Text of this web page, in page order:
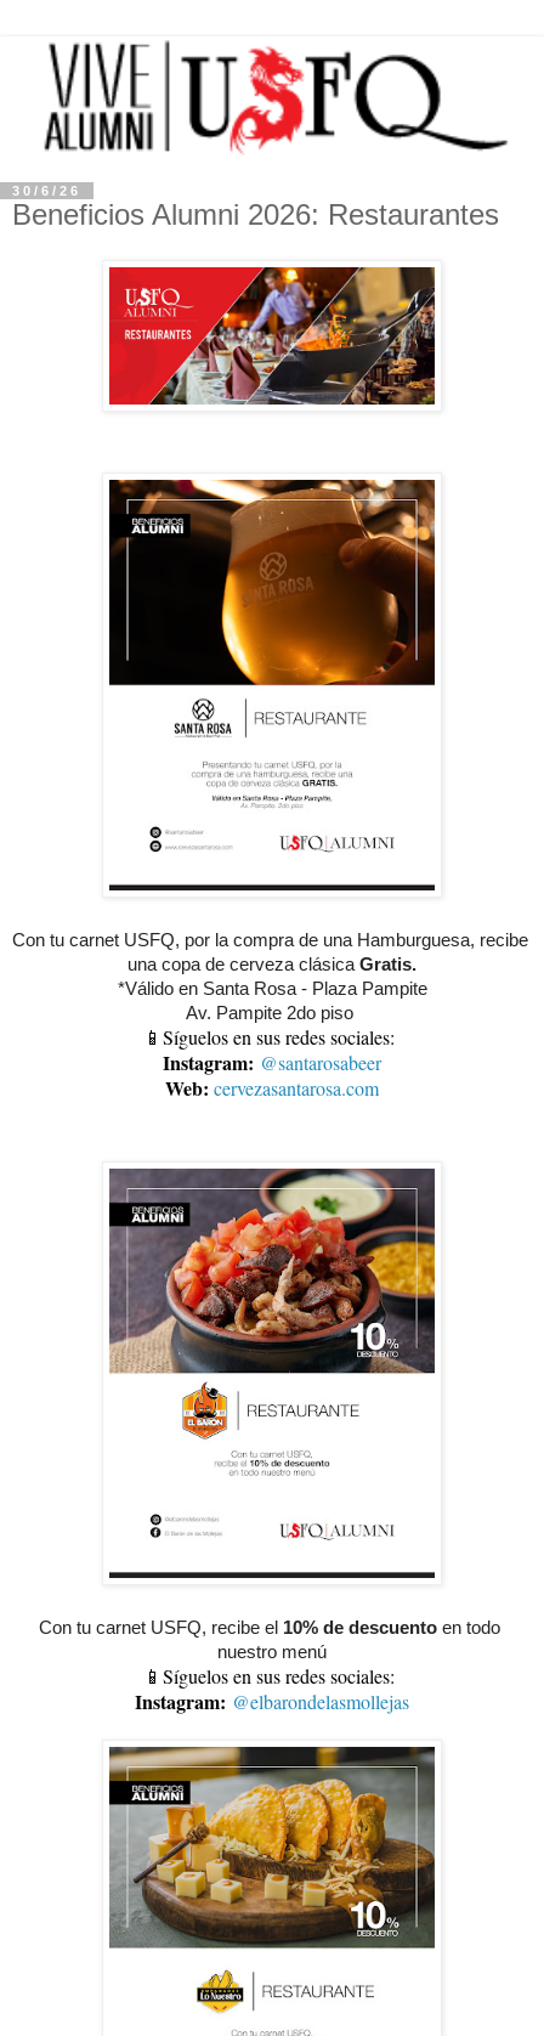
30/6/26
Beneficios Alumni 2026: Restaurantes
Con tu carnet USFQ, por la compra de una Hamburguesa, recibe
una copa de cerveza clásica Gratis.
*Válido en Santa Rosa - Plaza Pampite
Av. Pampite 2do piso
📱Síguelos en sus redes sociales:
Instagram: @santarosabeer
Web: cervezasantarosa.com
Con tu carnet USFQ, recibe el 10% de descuento en todo
nuestro menú
📱Síguelos en sus redes sociales:
Instagram: @elbarondelasmollejas